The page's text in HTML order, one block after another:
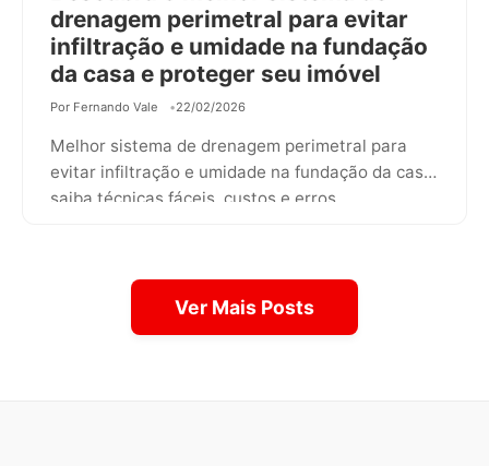
drenagem perimetral para evitar
infiltração e umidade na fundação
da casa e proteger seu imóvel
Por Fernando Vale 22/02/2026
Melhor sistema de drenagem perimetral para
evitar infiltração e umidade na fundação da casa
saiba técnicas fáceis, custos e erros…
Ver Mais Posts